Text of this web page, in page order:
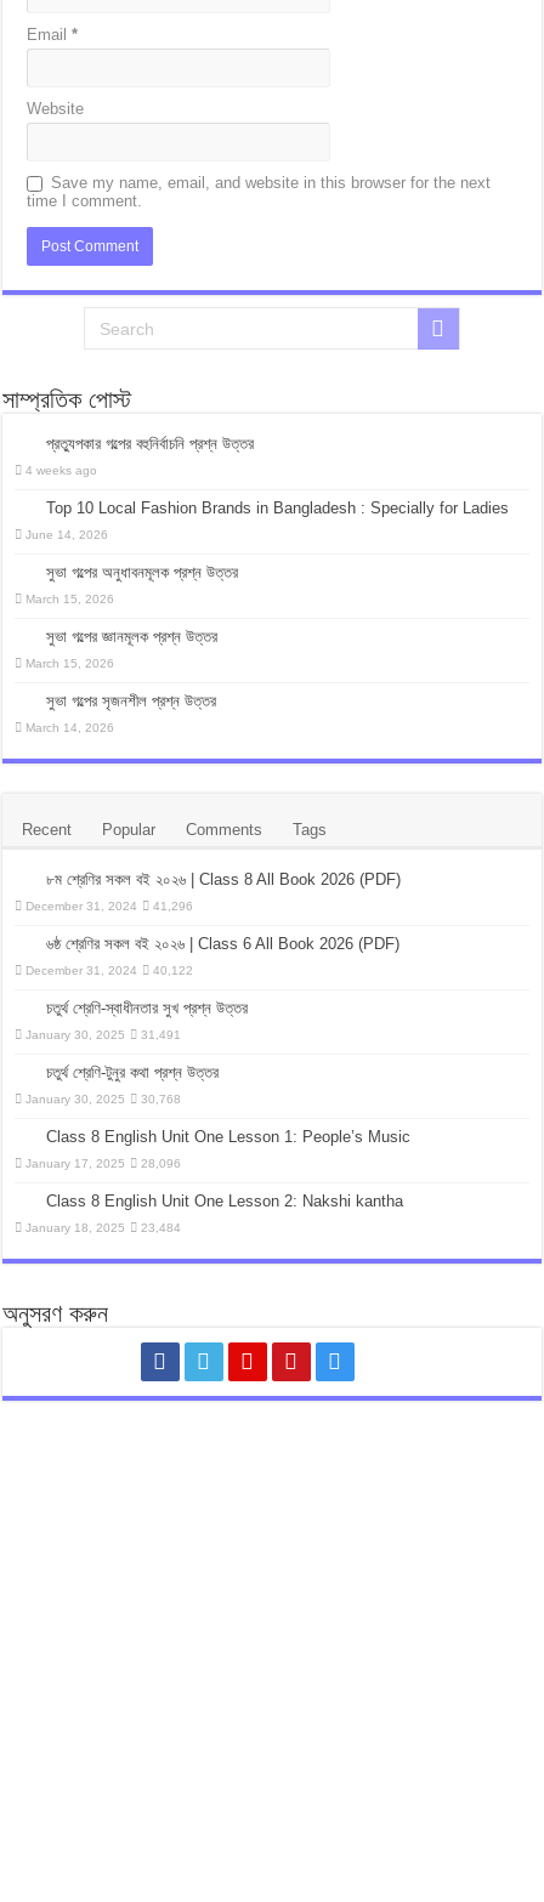
Email*
Website
Save my name, email, and website in this browser for the next
time I comment.
সাম্প্রতিক পোস্ট
প্রত্যুপকার গল্পের বহুনির্বাচনি প্রশ্ন উত্তর
4 weeks ago
Top 10 Local Fashion Brands in Bangladesh : Specially for Ladies
June 14, 2026
সুভা গল্পের অনুধাবনমূলক প্রশ্ন উত্তর
March 15, 2026
সুভা গল্পের জ্ঞানমূলক প্রশ্ন উত্তর
March 15, 2026
সুভা গল্পের সৃজনশীল প্রশ্ন উত্তর
March 14, 2026
Recent Popular Comments Tags
৮ম শ্রেণির সকল বই ২০২৬ | Class 8 All Book 2026 (PDF)
December 31, 2024 41,296
৬ষ্ঠ শ্রেণির সকল বই ২০২৬ | Class 6 All Book 2026 (PDF)
December 31, 2024 40,122
চতুর্থ শ্রেণি-স্বাধীনতার সুখ প্রশ্ন উত্তর
January 30, 2025 31,491
চতুর্থ শ্রেণি-টুনুর কথা প্রশ্ন উত্তর
January 30, 2025 30,768
Class 8 English Unit One Lesson 1: People’s Music
January 17, 2025 28,096
Class 8 English Unit One Lesson 2: Nakshi kantha
January 18, 2025 23,484
অনুসরণ করুন